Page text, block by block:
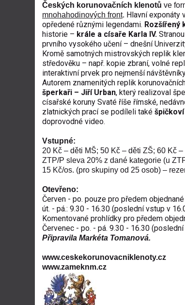
Českých korunovačních klenotů ve
mnohahodinových front. Hlavní exponáty
opředené různými legendami. Rozšířený
historie – krále a císaře Karla IV.
prvního vysokého učení – dnešní
Kromě samotných mistrovských replik
středověku – např. kopie zbraní, volné
interaktivní prvek pro nejmenší
Autorem znamenitých replik
šperkaři – Jiří Urban, který realizoval
císařské koruny Svaté říše římské,
zlatnických prací se podíleli také
doprovodné video.
Vstupné:
20 Kč – děti MŠ; 50 Kč – děti ZŠ; 60 Kč
ZTP/P sleva 20% z dané kategorie (u
15 Kč/os. (pro skupiny od 25 osob) –
Otevřeno:
Červen - po. pouze pro předem
út. - pá.: 9.30 - 16.30 (poslední vstup v
Komentované prohlídky pro předem
Červenec - po. - pá. 9.30 - 16.30
Připravila Markéta Tomanová.
www.ceskekorunovacniklenoty.cz
www.zameknm.cz